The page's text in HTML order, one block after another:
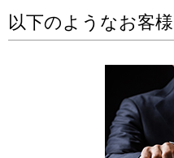
以下のようなお客